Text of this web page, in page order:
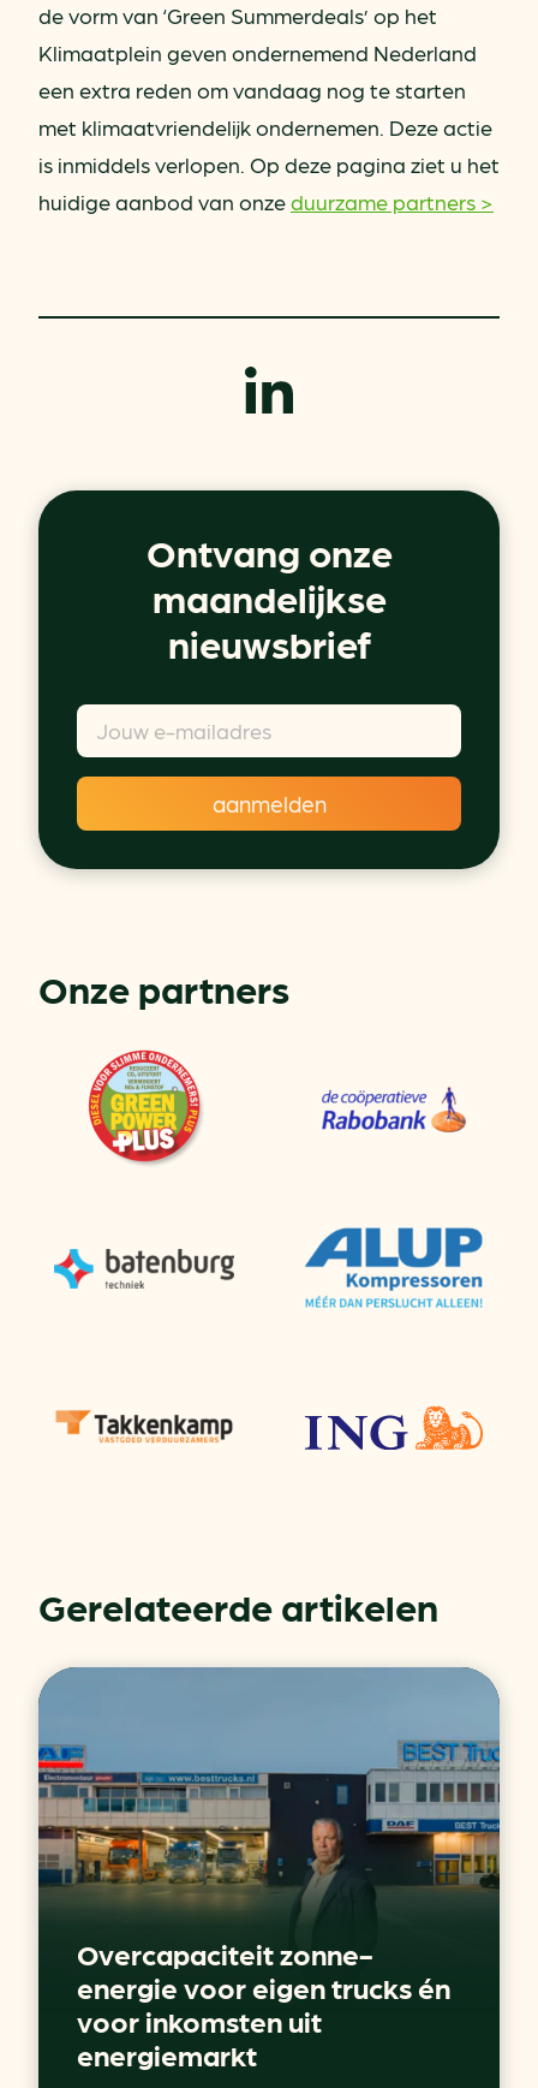
de vorm van ‘Green Summerdeals’ op het
Klimaatplein geven ondernemend Nederland
een extra reden om vandaag nog te starten
met klimaatvriendelijk ondernemen. Deze actie
is inmiddels verlopen. Op deze pagina ziet u het
huidige aanbod van onzeduurzame partners >
Ontvang onze
maandelijkse
nieuwsbrief
Onze partners
Gerelateerde artikelen
Overcapaciteit zonne-
energie voor eigen trucks én
voor inkomsten uit
energiemarkt